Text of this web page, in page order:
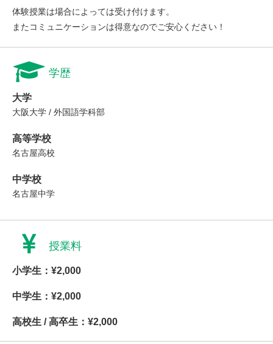
体験授業は場合によっては受け付けます。
またコミュニケーションは得意なのでご安心ください！
学歴
大学
大阪大学 / 外国語学科部
高等学校
名古屋高校
中学校
名古屋中学
授業料
小学生：¥2,000
中学生：¥2,000
高校生 / 高卒生：¥2,000